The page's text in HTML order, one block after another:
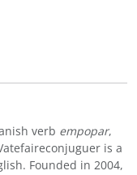
verb empopar,
is a
Founded in 2004,